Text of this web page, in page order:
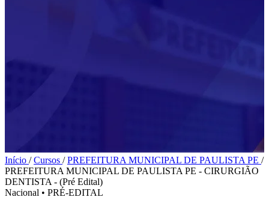
Início / Cursos / PREFEITURA MUNICIPAL DE PAULISTA PE /
PREFEITURA MUNICIPAL DE PAULISTA PE - CIRURGIÃO
DENTISTA - (Pré Edital)
Nacional • PRÉ-EDITAL